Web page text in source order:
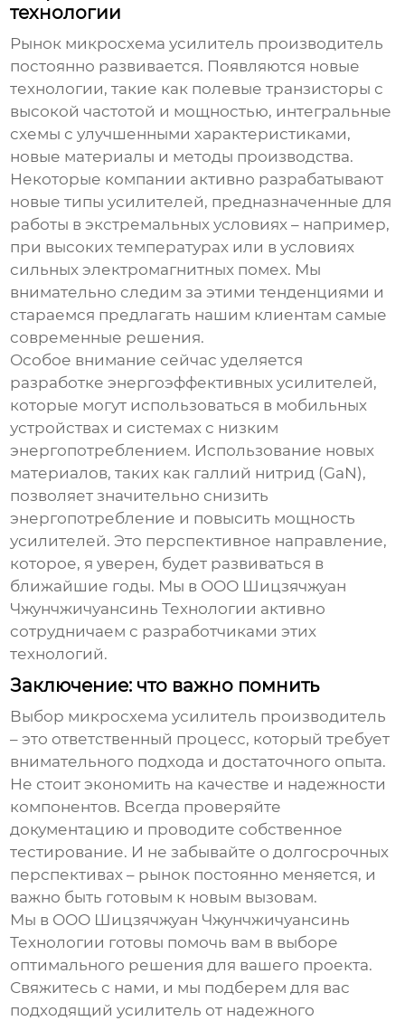
технологии
Рынок микросхема усилитель производитель
постоянно развивается. Появляются новые
технологии, такие как полевые транзисторы с
высокой частотой и мощностью, интегральные
схемы с улучшенными характеристиками,
новые материалы и методы производства.
Некоторые компании активно разрабатывают
новые типы усилителей, предназначенные для
работы в экстремальных условиях – например,
при высоких температурах или в условиях
сильных электромагнитных помех. Мы
внимательно следим за этими тенденциями и
стараемся предлагать нашим клиентам самые
современные решения.
Особое внимание сейчас уделяется
разработке энергоэффективных усилителей,
которые могут использоваться в мобильных
устройствах и системах с низким
энергопотреблением. Использование новых
материалов, таких как галлий нитрид (GaN),
позволяет значительно снизить
энергопотребление и повысить мощность
усилителей. Это перспективное направление,
которое, я уверен, будет развиваться в
ближайшие годы. Мы в ООО Шицзячжуан
Чжунчжичуансинь Технологии активно
сотрудничаем с разработчиками этих
технологий.
Заключение: что важно помнить
Выбор микросхема усилитель производитель
– это ответственный процесс, который требует
внимательного подхода и достаточного опыта.
Не стоит экономить на качестве и надежности
компонентов. Всегда проверяйте
документацию и проводите собственное
тестирование. И не забывайте о долгосрочных
перспективах – рынок постоянно меняется, и
важно быть готовым к новым вызовам.
Мы в ООО Шицзячжуан Чжунчжичуансинь
Технологии готовы помочь вам в выборе
оптимального решения для вашего проекта.
Свяжитесь с нами, и мы подберем для вас
подходящий усилитель от надежного